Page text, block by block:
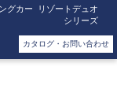
グカー リゾートデュオ
シリーズ
カタログ・お問い合わせ